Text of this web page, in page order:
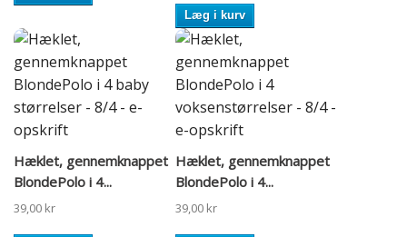
Læg i kurv
Hæklet, gennemknappet
BlondePolo i 4...
39,00 kr
Hæklet, gennemknappet
BlondePolo i 4...
39,00 kr